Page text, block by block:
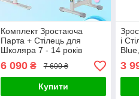
Комплект Зростаюча
Парта + Стілець для
Школяра 7 - 14 років
Littonia Pink Шкільна стіл-
парта трансформер та
6 090₴ 7 600 ₴
Купити
і
3